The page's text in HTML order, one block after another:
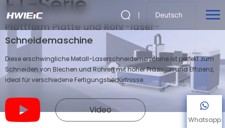
Deutsch
Plattform Platte und Rohr-laser-
Schneidemaschine
Diese erschwingliche Metall-Laserschneidemaschine ist perfekt zum
Schneiden von Blechen und Rohren mit hoher Präzision und Effizienz,
ideal für verschiedene Fertigungsbedürfnisse.
Video
Whatsapp